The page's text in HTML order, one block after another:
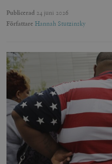
Publicerad 24 juni 2026
Författare Hannah Stutzinsky